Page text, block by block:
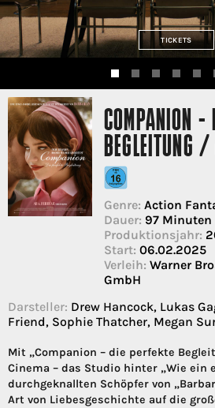
TICKETS
COMPANION -
BEGLEITUNG
Genre: Action
Dauer: 97 Minuten
Produktionsjahr:
Start: 06.02.2025
Verleih: Warner
GmbH
Darsteller: Drew Hancock, Lukas
Friend, Sophie Thatcher, Megan
Mit „Companion – die perfekte
Cinema – das Studio hinter „Wie ein
durchgeknallten Schöpfer von
Art von Liebesgeschichte auf die